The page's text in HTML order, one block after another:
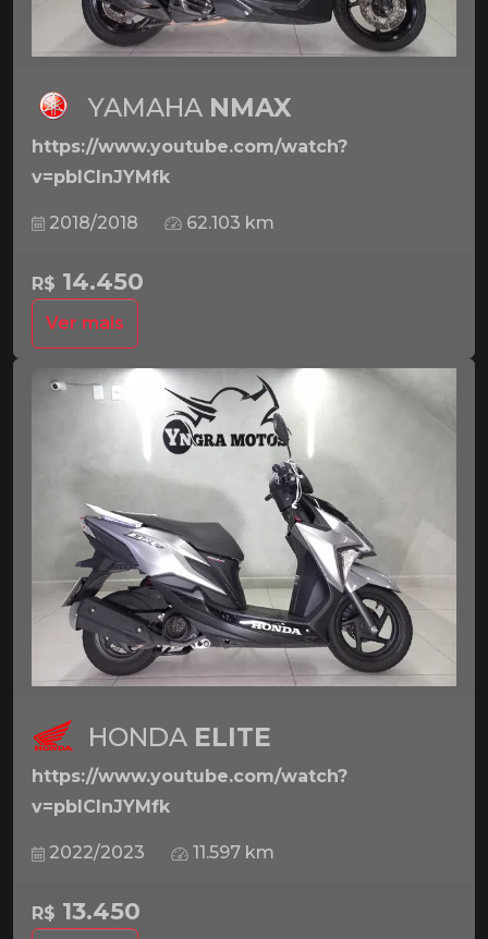
YAMAHA NMAX
https://www.youtube.com/watch?
v=pbICInJYMfk
2018/2018 62.103 km
R$ 14.450
Ver mais
HONDA ELITE
https://www.youtube.com/watch?
v=pbICInJYMfk
2022/2023 11.597 km
R$ 13.450